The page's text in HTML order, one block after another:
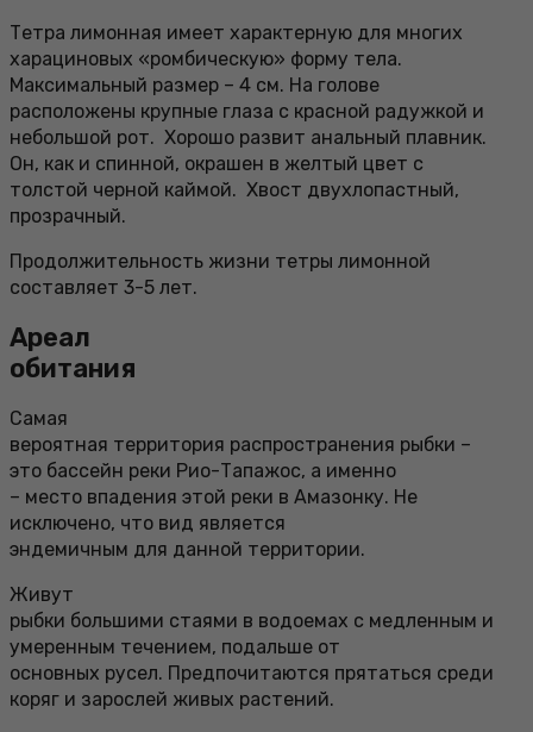
Тетра лимонная имеет характерную для многих
харациновых «ромбическую» форму тела.
Максимальный размер – 4 см. На голове
расположены крупные глаза с красной радужкой и
небольшой рот. Хорошо развит анальный плавник.
Он, как и спинной, окрашен в желтый цвет с
толстой черной каймой. Хвост двухлопастный,
прозрачный.
Продолжительность жизни тетры лимонной
составляет 3-5 лет.
Ареал
обитания
Самая
вероятная территория распространения рыбки –
это бассейн реки Рио-Тапажос, а именно
– место впадения этой реки в Амазонку. Не
исключено, что вид является
эндемичным для данной территории.
Живут
рыбки большими стаями в водоемах с медленным и
умеренным течением, подальше от
основных русел. Предпочитаются прятаться среди
коряг и зарослей живых растений.